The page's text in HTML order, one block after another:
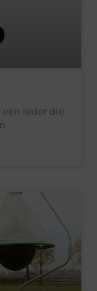
ieder die